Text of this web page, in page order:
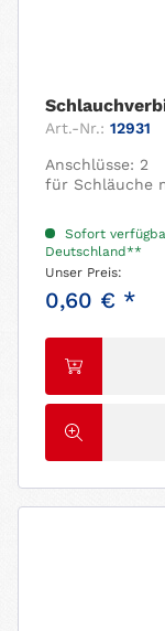
Art.-Nr.: 12931
Anschlüsse: 2
für Schläuche
Sofort
Deutschland**
Unser Preis:
0,60 € *